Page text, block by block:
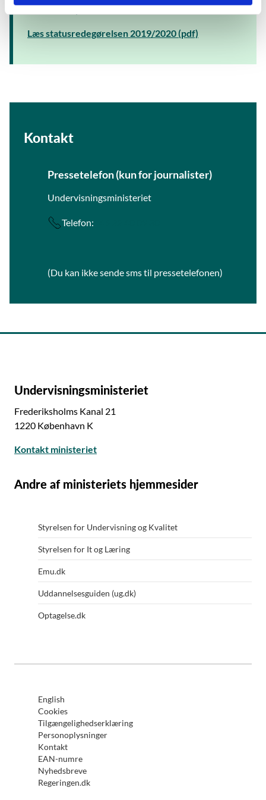
2019/2020 på uvm.dk.
Læs statusredegørelsen 2019/2020 (pdf)
Kontakt
Pressetelefon (kun for journalister)
Undervisningsministeriet
Telefon:
(Du kan ikke sende sms til pressetelefonen)
Undervisningsministeriet
Frederiksholms Kanal 21
1220 København K
Kontakt ministeriet
Andre af ministeriets hjemmesider
Styrelsen for Undervisning og Kvalitet
Styrelsen for It og Læring
Emu.dk
Uddannelsesguiden (ug.dk)
Optagelse.dk
English
Cookies
Tilgængelighedserklæring
Personoplysninger
Kontakt
EAN-numre
Nyhedsbreve
Regeringen.dk